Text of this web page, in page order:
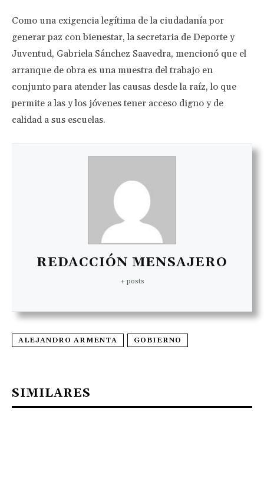
Como una exigencia legítima de la ciudadanía por
generar paz con bienestar, la secretaria de Deporte y
Juventud, Gabriela Sánchez Saavedra, mencionó que el
arranque de obra es una muestra del trabajo en
conjunto para atender las causas desde la raíz, lo que
permite a las y los jóvenes tener acceso digno y de
calidad a sus escuelas.
REDACCIÓN MENSAJERO
+ posts
ALEJANDRO ARMENTA GOBIERNO
SIMILARES